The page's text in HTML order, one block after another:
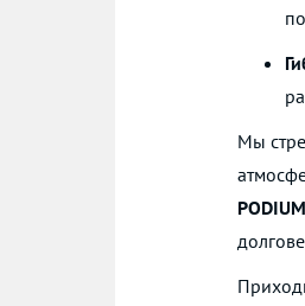
Мы
PODIUM